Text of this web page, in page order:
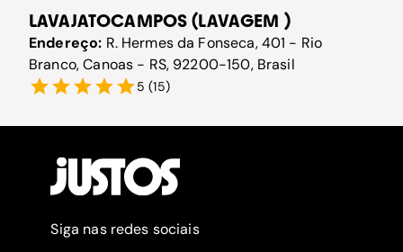
LAVAJATOCAMPOS (LAVAGEM )
Endereço: R. Hermes da Fonseca, 401 - Rio
Branco, Canoas - RS, 92200-150, Brasil
5 (15)
Siga nas redes sociais